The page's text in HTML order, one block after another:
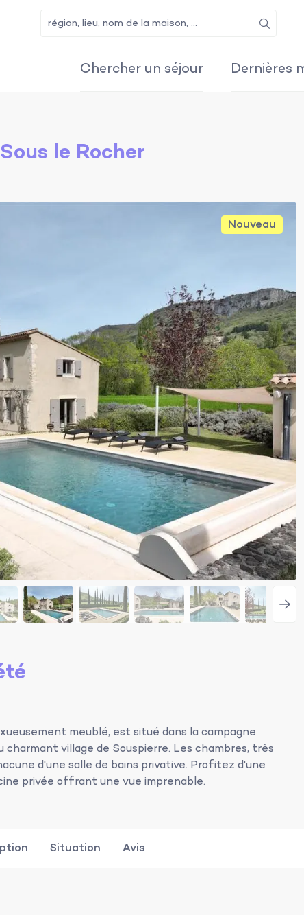
Recherche
Chercher un séjour Dernières
Nouveau
le Rocher
meublé, est situé dans la campagne
charmant village de Souspierre. Les chambres, très
d'une salle de bains privative. Profitez d'une
privée offrant une vue imprenable.
Situation Avis